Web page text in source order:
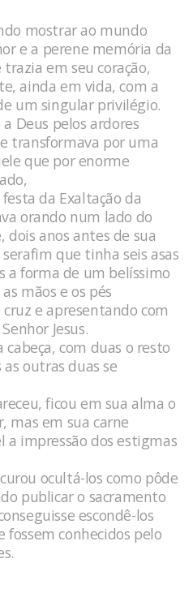
mostrar ao mundo
e a perene memória da
em seu coração,
ainda em vida, com a
um singular privilégio.
Deus pelos ardores
transformava por uma
que por enorme
da Exaltação da
orando num lado do
anos antes de sua
que tinha seis asas
a forma de um belíssimo
mãos e os pés
e apresentando com
Jesus.
com duas o resto
outras duas se
ficou em sua alma o
mas em sua carne
a impressão dos estigmas
ocultá-los como pôde
publicar o sacramento
escondê-los
conhecidos pelo